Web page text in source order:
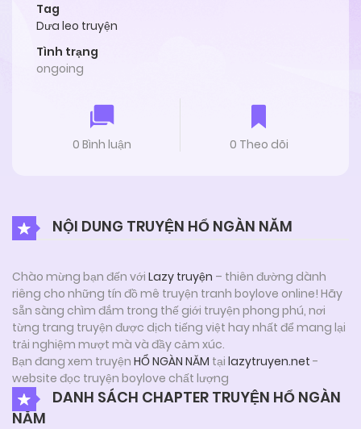
Tag
Dưa leo truyện
Tình trạng
ongoing
0 Bình luận 0 Theo dõi
NỘI DUNG TRUYỆN HỔ NGÀN NĂM
Chào mừng bạn đến với Lazy truyện – thiên đường dành
riêng cho những tín đồ mê truyện tranh boylove online! Hãy
sẵn sàng chìm đắm trong thế giới truyện phong phú, nơi
từng trang truyện được dịch tiếng việt hay nhất để mang lại
trải nghiệm mượt mà và đầy cảm xúc.
Bạn đang xem truyện HỔ NGÀN NĂM tại lazytruyen.net -
website đọc truyện boylove chất lượng
DANH SÁCH CHAPTER TRUYỆN HỔ NGÀN
NĂM